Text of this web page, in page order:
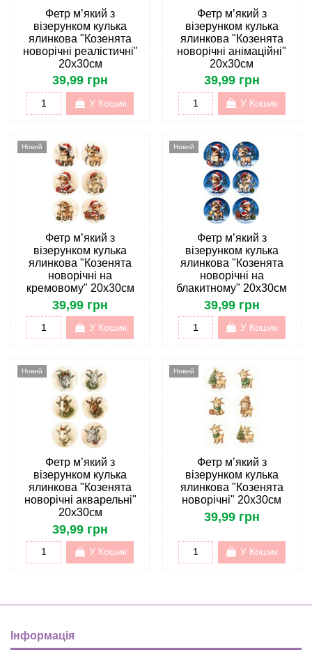
Фетр м’який з
візерунком кулька
ялинкова "Козенята
новорічні реалістичні"
20х30см
39,99 грн
У Кошик
Фетр м’який з
візерунком кулька
ялинкова "Козенята
новорічні анімаційні"
20х30см
39,99 грн
У Кошик
Новий
Фетр м’який з
візерунком кулька
ялинкова "Козенята
новорічні на
кремовому" 20х30см
39,99 грн
У Кошик
Новий
Фетр м’який з
візерунком кулька
ялинкова "Козенята
новорічні на
блакитному" 20х30см
39,99 грн
У Кошик
Новий
Фетр м’який з
візерунком кулька
ялинкова "Козенята
новорічні акварельні"
20х30см
39,99 грн
У Кошик
Новий
Фетр м’який з
візерунком кулька
ялинкова "Козенята
новорічні" 20х30см
39,99 грн
У Кошик
Інформація